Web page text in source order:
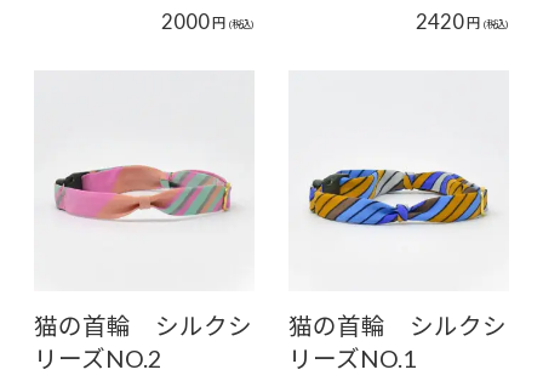
2000円 (税込) 2420円 (税込)
猫の首輪 シルクシ
リーズNO.2
猫の首輪 シルクシ
リーズNO.1